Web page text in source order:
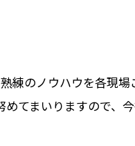
のノウハウを各現場
てまいりますので、